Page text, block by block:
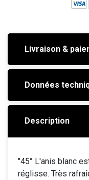
Livraison &
Données
Description
"45° L'anis blanc
réglisse. Très